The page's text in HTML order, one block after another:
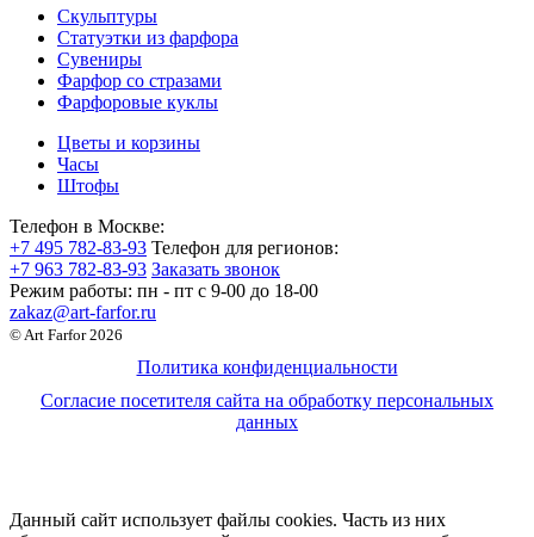
Скульптуры
Статуэтки из фарфора
Сувениры
Фарфор со стразами
Фарфоровые куклы
Цветы и корзины
Часы
Штофы
Телефон в Москве:
+7 495 782-83-93 Телефон для регионов:
+7 963 782-83-93 Заказать звонок
Режим работы: пн - пт c 9-00 до 18-00
zakaz@art-farfor.ru
© Art Farfor 2026
Политика конфиденциальности
Согласие посетителя сайта на обработку персональных
данных
Данный сайт использует файлы cookies. Часть из них